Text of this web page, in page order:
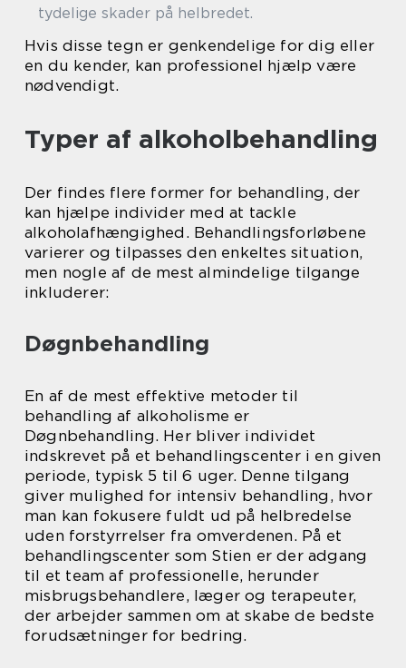
tydelige skader på helbredet.
Hvis disse tegn er genkendelige for dig eller
en du kender, kan professionel hjælp være
nødvendigt.
Typer af alkoholbehandling
Der findes flere former for behandling, der
kan hjælpe individer med at tackle
alkoholafhængighed. Behandlingsforløbene
varierer og tilpasses den enkeltes situation,
men nogle af de mest almindelige tilgange
inkluderer:
Døgnbehandling
En af de mest effektive metoder til
behandling af alkoholisme er
Døgnbehandling. Her bliver individet
indskrevet på et behandlingscenter i en given
periode, typisk 5 til 6 uger. Denne tilgang
giver mulighed for intensiv behandling, hvor
man kan fokusere fuldt ud på helbredelse
uden forstyrrelser fra omverdenen. På et
behandlingscenter som Stien er der adgang
til et team af professionelle, herunder
misbrugsbehandlere, læger og terapeuter,
der arbejder sammen om at skabe de bedste
forudsætninger for bedring.